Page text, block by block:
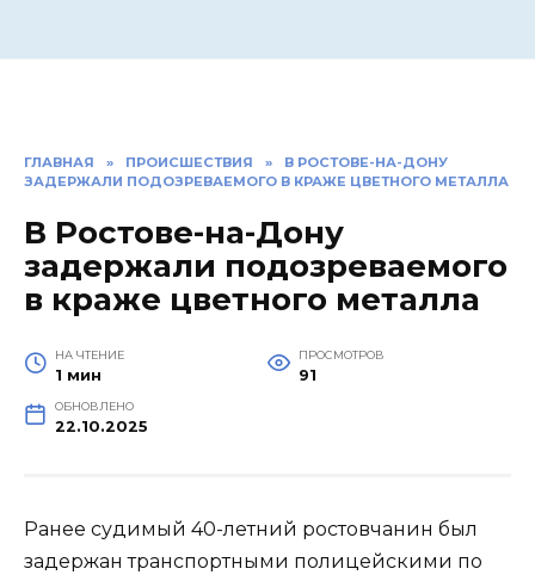
ГЛАВНАЯ » ПРОИСШЕСТВИЯ »
В РОСТОВЕ-НА-ДОНУ
ЗАДЕРЖАЛИ ПОДОЗРЕВАЕМОГО В КРАЖЕ ЦВЕТНОГО МЕТАЛЛА
В Ростове-на-Дону
задержали подозреваемого
в краже цветного металла
НА ЧТЕНИЕ
1 мин
ПРОСМОТРОВ
91
ОБНОВЛЕНО
22.10.2025
Ранее судимый 40-летний ростовчанин был
задержан транспортными полицейскими по